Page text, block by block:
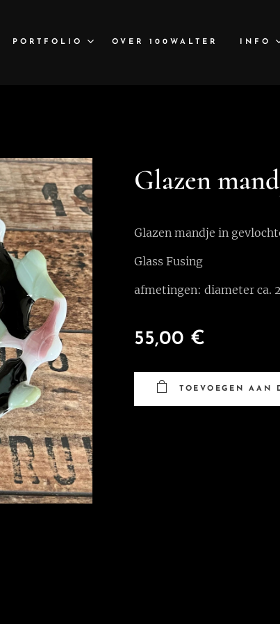
PORTFOLIO OVER 100WALTER INFO
Glazen
Glazen mandje in
Glass Fusing
afmetingen: diameter ca.
55,00 €
TOEVOEGEN AAN